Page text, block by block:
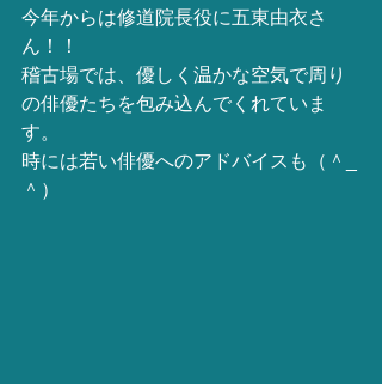
今年からは修道院長役に五東由衣さ
ん！！
稽古場では、優しく温かな空気で周り
の俳優たちを包み込んでくれていま
す。
時には若い俳優へのアドバイスも（＾_
＾）